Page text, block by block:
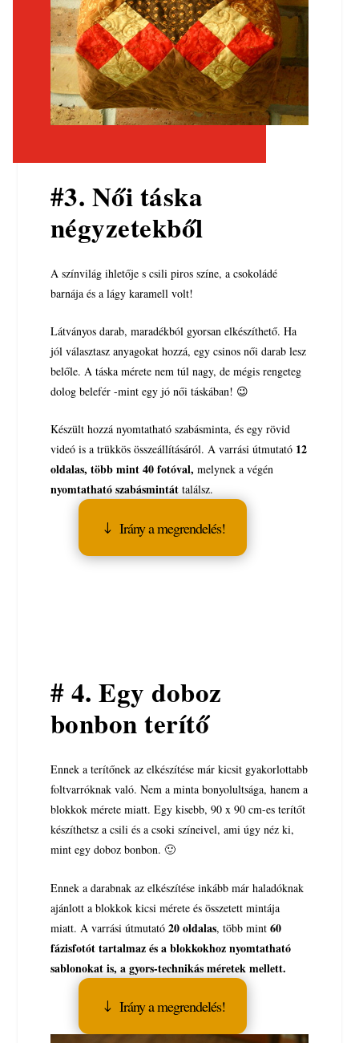
#3. Női táska
négyzetekből
A színvilág ihletője s csili piros színe, a csokoládé
barnája és a lágy karamell volt!
Látványos darab, maradékból gyorsan elkészíthető. Ha
jól választasz anyagokat hozzá, egy csinos női darab lesz
belőle. A táska mérete nem túl nagy, de mégis rengeteg
dolog belefér -mint egy jó női táskában! 😉
Készült hozzá nyomtatható szabásminta, és egy rövid
videó is a trükkös összeállításáról. A varrási útmutató12
oldalas, több mint 40 fotóval, melynek a végén
nyomtatható szabásmintáttalálsz.
Irány a megrendelés!
# 4. Egy doboz
bonbon terítő
Ennek a terítőnek az elkészítése már kicsit gyakorlottabb
foltvarróknak való. Nem a minta bonyolultsága, hanem a
blokkok mérete miatt. Egy kisebb, 90 x 90 cm-es terítőt
készíthetsz a csili és a csoki színeivel, ami úgy néz ki,
mint egy doboz bonbon. 🙂
Ennek a darabnak az elkészítése inkább már haladóknak
ajánlott a blokkok kicsi mérete és összetett mintája
miatt. A varrási útmutató 20 oldalas, több mint60
fázisfotót tartalmaz és a blokkokhoz nyomtatható
sablonokat is, a gyors-technikás méretek mellett.
Irány a megrendelés!